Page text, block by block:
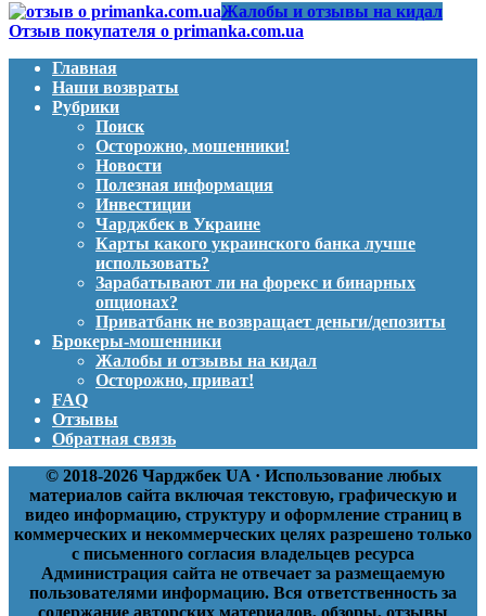
Жалобы и отзывы на кидал
Отзыв покупателя о primanka.com.ua
Главная
Наши возвраты
Рубрики
Поиск
Осторожно, мошенники!
Новости
Полезная информация
Инвестиции
Чарджбек в Украине
Карты какого украинского банка лучше
использовать?
Зарабатывают ли на форекс и бинарных
опционах?
Приватбанк не возвращает деньги/депозиты
Брокеры-мошенники
Жалобы и отзывы на кидал
Осторожно, приват!
FAQ
Отзывы
Обратная связь
© 2018-2026 Чарджбек UA · Использование любых
материалов сайта включая текстовую, графическую и
видео информацию, структуру и оформление страниц в
коммерческих и некоммерческих целях разрешено только
с письменного согласия владельцев ресурса
Администрация сайта не отвечает за размещаемую
пользователями информацию. Вся ответственность за
содержание авторских материалов, обзоры, отзывы